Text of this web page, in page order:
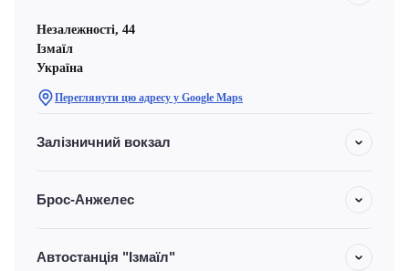
Незалежності, 44
Ізмаїл
Україна
Переглянути цю адресу у Google Maps
Залізничний вокзал
Брос-Анжелес
Автостанція "Ізмаїл"